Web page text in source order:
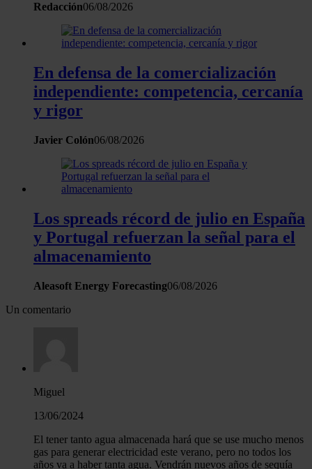
Redacción06/08/2026
En defensa de la comercialización
independiente: competencia, cercanía
y rigor
Javier Colón06/08/2026
Los spreads récord de julio en España
y Portugal refuerzan la señal para el
almacenamiento
Aleasoft Energy Forecasting06/08/2026
Un comentario
Miguel
13/06/2024
El tener tanto agua almacenada hará que se use mucho menos
gas para generar electricidad este verano, pero no todos los
años va a haber tanta agua. Vendrán nuevos años de sequía